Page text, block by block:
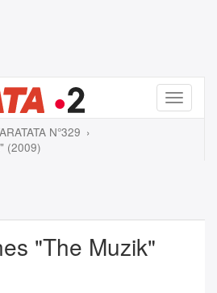
Menu
N°329
(2009)
"The Muzik"